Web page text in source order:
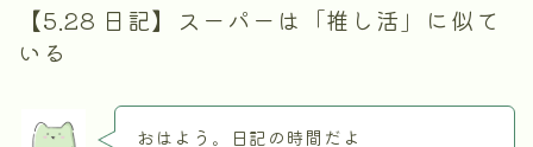
【5.28 日記】スーパーは「推し活」に似て
いる
おはよう。日記の時間だよ